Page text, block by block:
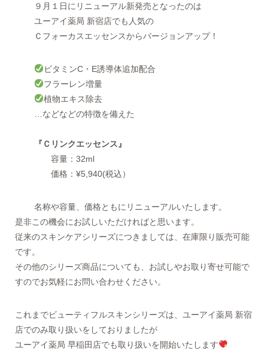
９月１日にリニューアル新発売となったのは
ユーアイ薬局 新宿店でも人気の
Ｃフォーカスエッセンスからバージョンアップ！
ビタミンC・E誘導体追加配合
フラーレン増量
植物エキス除去
…などなどの特徴を備えた
『Ｃリンクエッセンス』
容量：32ml
価格：¥5,940(税込）
名称や容量、価格ともにリニューアルいたします。
是非この機会にお試しいただければと思います。
従来のスキンケアシリーズにつきましては、在庫限り販売可能
です。
その他のシリーズ商品についても、お試しやお取り寄せ可能で
すのでお気軽にお問い合わせください。
これまでビューティフルスキンシリーズは、ユーアイ薬局 新宿
店でのみ取り扱いをしておりましたが
ユーアイ薬局 早稲田店でも取り扱いを開始いたします